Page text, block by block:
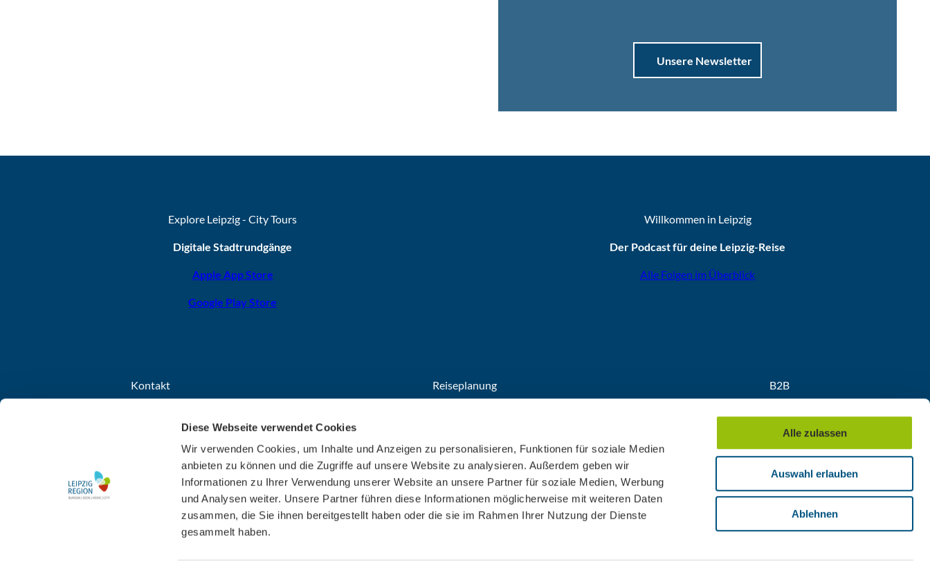
Diese Webseite verwendet Cookies
Wir verwenden Cookies, um Inhalte und Anzeigen zu personalisieren, Funktionen für soziale Medien
anbieten zu können und die Zugriffe auf unsere Website zu analysieren. Außerdem geben wir
Informationen zu Ihrer Verwendung unserer Website an unsere Partner für soziale Medien, Werbung
und Analysen weiter. Unsere Partner führen diese Informationen möglicherweise mit weiteren Daten
zusammen, die Sie ihnen bereitgestellt haben oder die sie im Rahmen Ihrer Nutzung der Dienste
gesammelt haben.
Alle zulassen
Auswahl erlauben
Ablehnen
Unsere Newsletter
Explore Leipzig - City Tours
Digitale Stadtrundgänge
Apple App Store
Google Play Store
Willkommen in Leipzig
Der Podcast für deine Leipzig-Reise
Alle Folgen im Überblick
Kontakt
Grimmaischer Steinweg 8
04103 Leipzig
+49 341 7104-260
E-Mail schreiben
Reiseplanung
Welcome Cards​​​​​​​
B2B
Medien
Convention
l
l
l
l
l